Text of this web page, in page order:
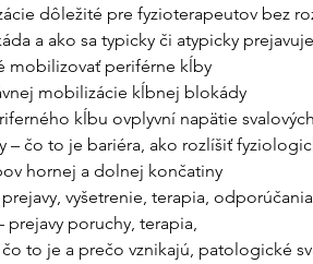
dôležité pre fyzioterapeutov bez
a ako sa typicky či atypicky prejavuje
mobilizovať periférne kĺby
mobilizácie kĺbnej blokády
kĺbu ovplyvní napätie
– čo to je bariéra, ako rozlíšiť
hornej a dolnej končatiny
vyšetrenie, terapia,
prejavy poruchy, terapia,
to je a prečo vznikajú, patologické